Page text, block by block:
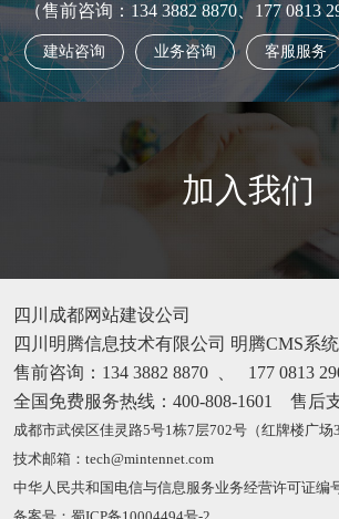
（售前咨询：134 3882 8870、177 0813
建站咨询 业务咨询 客服服务
加入我们
四川成都网站建设公司
四川明腾信息技术有限公司 明腾CMS系统
售前咨询： 134 3882 8870
177 0813
全国免费服务热线： 400-808-1601 售后支
成都市武侯区佳灵路5号1栋7层702号（红牌楼广场
技术邮箱：tech@mintennet.com
中华人民共和国电信与信息服务业务经营许可证编